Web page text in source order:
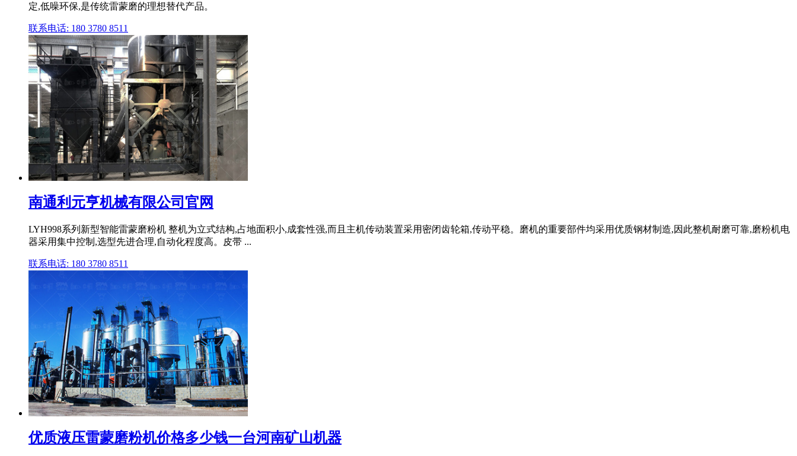
定,低噪环保,是传统雷蒙磨的理想替代产品。
联系电话: 180 3780 8511
南通利元亨机械有限公司官网
LYH998系列新型智能雷蒙磨粉机 整机为立式结构,占地面积小,成套性强,而且主机传动装置采用密闭齿轮箱,传动平稳。磨机的重要部件均采用优质钢材制造,因此整机耐磨可靠,磨粉机电
器采用集中控制,选型先进合理,自动化程度高。皮带 ...
联系电话: 180 3780 8511
优质液压雷蒙磨粉机价格多少钱一台河南矿山机器